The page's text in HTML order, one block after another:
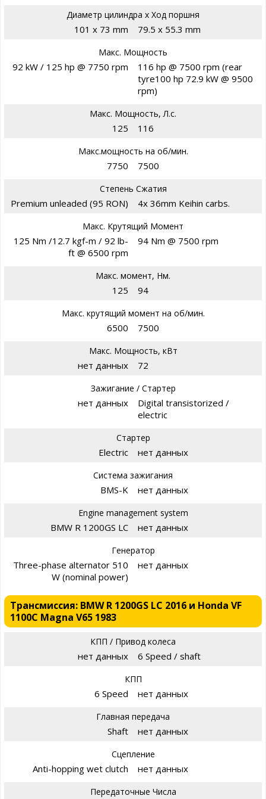
Диаметр цилиндра х Ход поршня
101 x 73 mm 79.5 x 55.3 mm
Макс. Мощность
92 kW / 125 hp @ 7750 rpm
116 hp @ 7500 rpm (rear
tyre100 hp 72.9 kW @ 9500
rpm)
Макс. Мощность, Л.с.
125 116
Макс.мощность на об/мин.
7750 7500
Степень Сжатия
Premium unleaded (95 RON) 4x 36mm Keihin carbs.
Макс. Крутящий Момент
125 Nm /12.7 kgf-m / 92 lb-
ft @ 6500 rpm
94 Nm @ 7500 rpm
Макс. момент, Нм.
125 94
Макс. крутящий момент на об/мин.
6500 7500
Макс. Мощность, кВт
нет данных 72
Зажигание / Стартер
нет данных
Digital transistorized /
electric
Стартер
Electric нет данных
Система зажигания
BMS-K нет данных
Engine management system
BMW R 1200GS LC нет данных
Генератор
Three-phase alternator 510
W (nominal power)
нет данных
Трансмиссия: BMW R 1200GS LC 2016 и Honda VF
1100C Magna V65 1983
КПП / Привод колеса
нет данных 6 Speed / shaft
КПП
6 Speed нет данных
Главная передача
Shaft нет данных
Сцепление
Anti-hopping wet clutch нет данных
Передаточные Числа